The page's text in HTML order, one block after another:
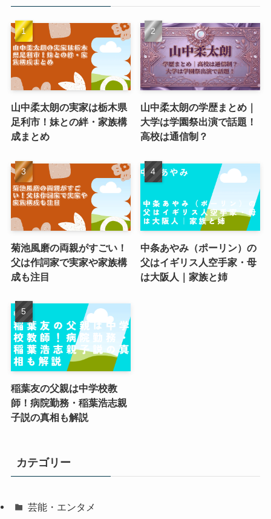
山中柔太朗の実家は栃木県
足利市！妹との絆・家族構
成まとめ
山中柔太朗の学歴まとめ｜
大学は学園祭出演で話題！
高校は通信制？
菊池風磨の両親がすごい！
父は作詞家で実家や家族構
成も注目
中条あやみ（ポーリン）の
父はイギリス人空手家・母
は大阪人｜家族と姉
稲葉友の父親は中学校教
師！病院勤務・稲葉浩志親
子説の真相も解説
カテゴリー
芸能・エンタメ